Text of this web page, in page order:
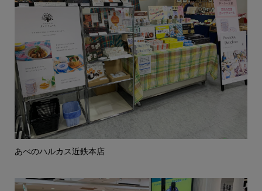
あべのハルカス近鉄本店